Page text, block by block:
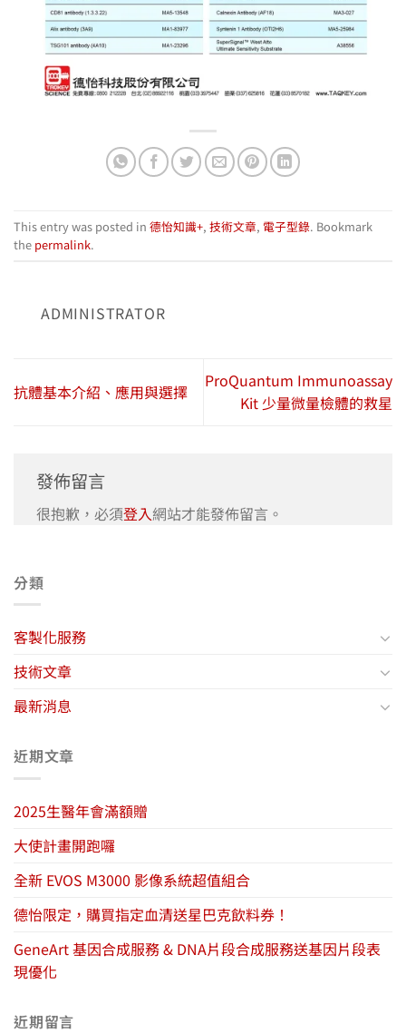
分類
客製化服務
技術文章
最新消息
近期文章
2025生醫年會滿額贈
大使計畫開跑囉
全新 EVOS M3000 影像系統超值組合
德怡限定，購買指定血清送星巴克飲料券！
GeneArt 基因合成服務 & DNA片段合成服務送基因片段表
現優化
近期留言
This entry was posted in 德怡知識+, 技術文章, 電子型錄. Bookmark
the permalink.
ADMINISTRATOR
抗體基本介紹、應用與選擇
ProQuantum Immunoassay
Kit 少量微量檢體的救星
發佈留言
很抱歉，必須登入網站才能發佈留言。